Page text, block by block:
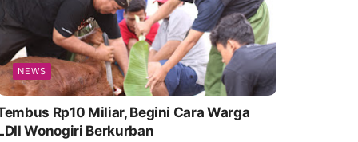
NEWS
Rp10 Miliar, Begini Cara Warga
Wonogiri Berkurban